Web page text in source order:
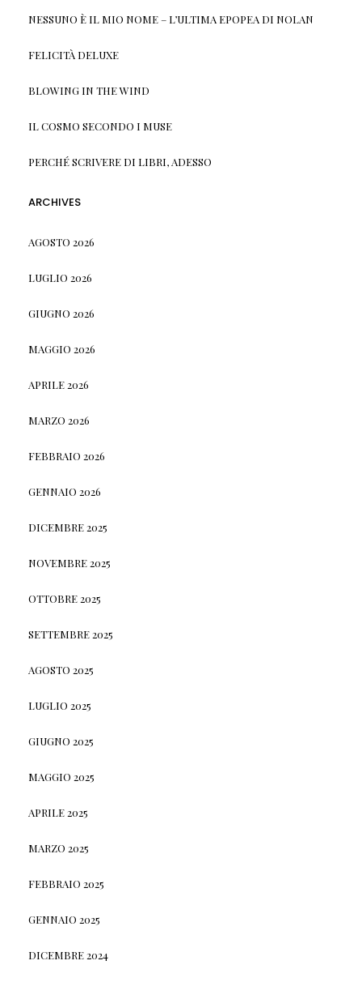
NESSUNO È IL MIO NOME – L’ULTIMA EPOPEA DI NOLAN
FELICITÀ DELUXE
BLOWING IN THE WIND
IL COSMO SECONDO I MUSE
PERCHÉ SCRIVERE DI LIBRI, ADESSO
ARCHIVES
AGOSTO 2026
LUGLIO 2026
GIUGNO 2026
MAGGIO 2026
APRILE 2026
MARZO 2026
FEBBRAIO 2026
GENNAIO 2026
DICEMBRE 2025
NOVEMBRE 2025
OTTOBRE 2025
SETTEMBRE 2025
AGOSTO 2025
LUGLIO 2025
GIUGNO 2025
MAGGIO 2025
APRILE 2025
MARZO 2025
FEBBRAIO 2025
GENNAIO 2025
DICEMBRE 2024